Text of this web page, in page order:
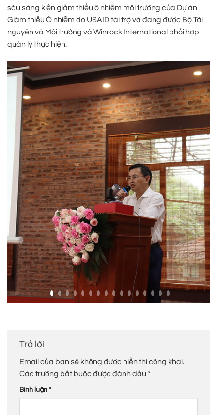
sáu sáng kiến giảm thiểu ô nhiễm môi trường của Dự án
Giảm thiểu Ô nhiễm do USAID tài trợ và đang được Bộ Tài
nguyên và Môi trường và Winrock International phối hợp
quản lý thực hiện.
Trả lời
Email của bạn sẽ không được hiển thị công khai.
Các trường bắt buộc được đánh dấu *
Bình luận *